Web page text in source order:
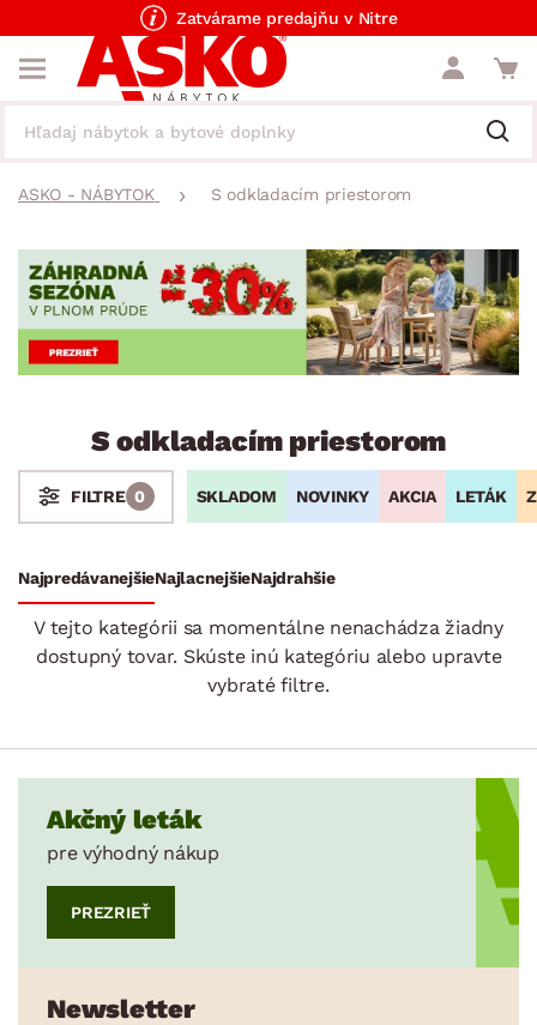
Zatvárame predajňu v Nitre
ASKO - NÁBYTOK S odkladacím priestorom
S odkladacím priestorom
SKLADOVOSŤ
SKLADOM NOVINKY AKCIA LETÁK
FILTRE 0
NajpredávanejšieNajlacnejšieNajdrahšie
V tejto kategórii sa momentálne nenachádza žiadny
dostupný tovar. Skúste inú kategóriu alebo upravte
vybraté filtre.
Akčný leták
pre výhodný nákup
PREZRIEŤ
Newsletter